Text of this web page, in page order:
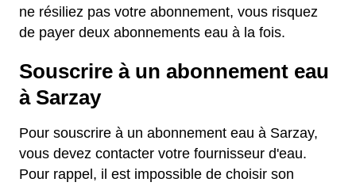
ne résiliez pas votre abonnement, vous risquez
de payer deux abonnements eau à la fois.
Souscrire à un abonnement eau
à Sarzay
Pour souscrire à un abonnement eau à Sarzay,
vous devez contacter votre fournisseur d'eau.
Pour rappel, il est impossible de choisir son